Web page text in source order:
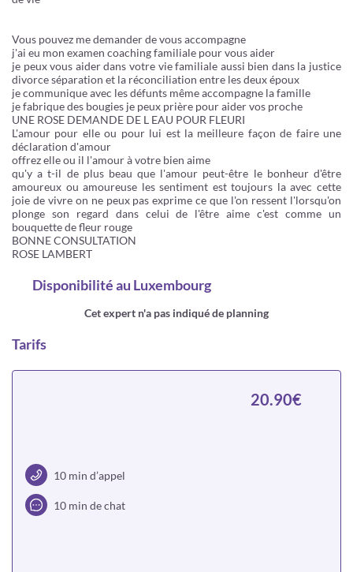
Vous pouvez me demander de vous accompagne
j'ai eu mon examen coaching familiale pour vous aider
je peux vous aider dans votre vie familiale aussi bien dans la justice
divorce séparation et la réconciliation entre les deux époux
je communique avec les défunts même accompagne la famille
je fabrique des bougies je peux prière pour aider vos proche
UNE ROSE DEMANDE DE L EAU POUR FLEURI
L'amour pour elle ou pour lui est la meilleure façon de faire une
déclaration d'amour
offrez elle ou il l'amour à votre bien aime
qu'y a t-il de plus beau que l'amour peut-être le bonheur d'être
amoureux ou amoureuse les sentiment est toujours la avec cette
joie de vivre on ne peux pas exprime ce que l'on ressent l'lorsqu'on
plonge son regard dans celui de l'être aime c'est comme un
bouquette de fleur rouge
BONNE CONSULTATION
ROSE LAMBERT
Disponibilitéau Luxembourg
Cet expert n'a pas indiqué de planning
Tarifs
10 min d’appel
10 min de chat
20.90€